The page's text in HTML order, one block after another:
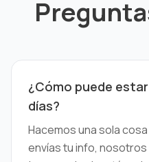
¿Cómo puede
días?
Hacemos una sola
envías tu info,